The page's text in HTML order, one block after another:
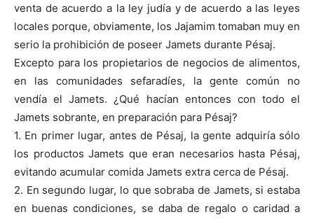
venta de acuerdo a la ley judía y de acuerdo a las leyes
locales porque, obviamente, los Jajamim tomaban muy en
serio la prohibición de poseer Jamets durante Pésaj.
Excepto para los propietarios de negocios de alimentos,
en las comunidades sefaradíes, la gente común no
vendía el Jamets. ¿Qué hacían entonces con todo el
Jamets sobrante, en preparación para Pésaj?
1. En primer lugar, antes de Pésaj, la gente adquiría sólo
los productos Jamets que eran necesarios hasta Pésaj,
evitando acumular comida Jamets extra cerca de Pésaj.
2. En segundo lugar, lo que sobraba de Jamets, si estaba
en buenas condiciones, se daba de regalo o caridad a